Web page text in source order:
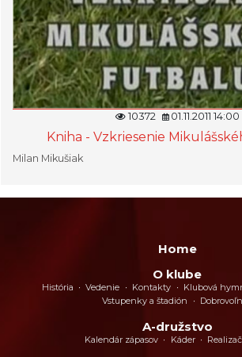
10372 01.11.2011 14:00
Kniha - Vzkriesenie
Milan Mikušiak
Home
O klube
História Vedenie Kontakty Klubová
Vstupenky a štadión
A-družstvo
Kalendár zápasov Káder